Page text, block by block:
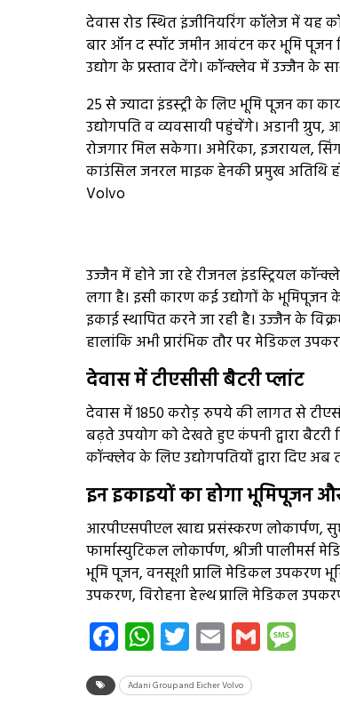
देवास रोड स्थित इंजीनियरिंग कॉलेज में यह
बार ऑन द स्पॉट जमीन आवंटन कर भूमि पूजन
उद्योग के प्रस्ताव देंगे। कॉन्क्लेव में उज्जैन के
25 से ज्यादा इंडस्ट्री के लिए भूमि पूजन का
उद्योगपति व व्यवसायी पहुंचेंगे। अडानी
रोजगार मिल सकेगा। अमेरिका, इजरायल,
काउंसिल जनरल माइक हेनकी प्रमुख अतिथि
Volvo
उज्जैन में होने जा रहे रीजनल इंडस्ट्रियल
लगा है। इसी कारण कई उद्योगों के भूमिपूजन
इकाई स्थापित करने जा रही है। उज्जैन के
हालांकि अभी प्रारंभिक तौर पर मेडिकल
देवास में टीएसीसी बैटरी प्लांट
देवास में 1850 करोड़ रुपये की लागत से
बढ़ते उपयोग को देखते हुए कंपनी द्वारा बैटरी
कॉन्क्लेव के लिए उद्योगपतियों द्वारा दिए
इन इकाइयों का होगा भूमिपूजन
आरपीएसपीएल खाद्य प्रसंस्करण लोकार्पण,
फार्मास्युटिकल लोकार्पण, श्रीजी
भूमि पूजन, वनसूशी प्रालि मेडिकल उपकरण
उपकरण, विरोहना हेल्थ प्रालि मेडिकल
Facebook
WhatsApp
Twitter
EmailGmail
Adani Group and Eicher Volvo